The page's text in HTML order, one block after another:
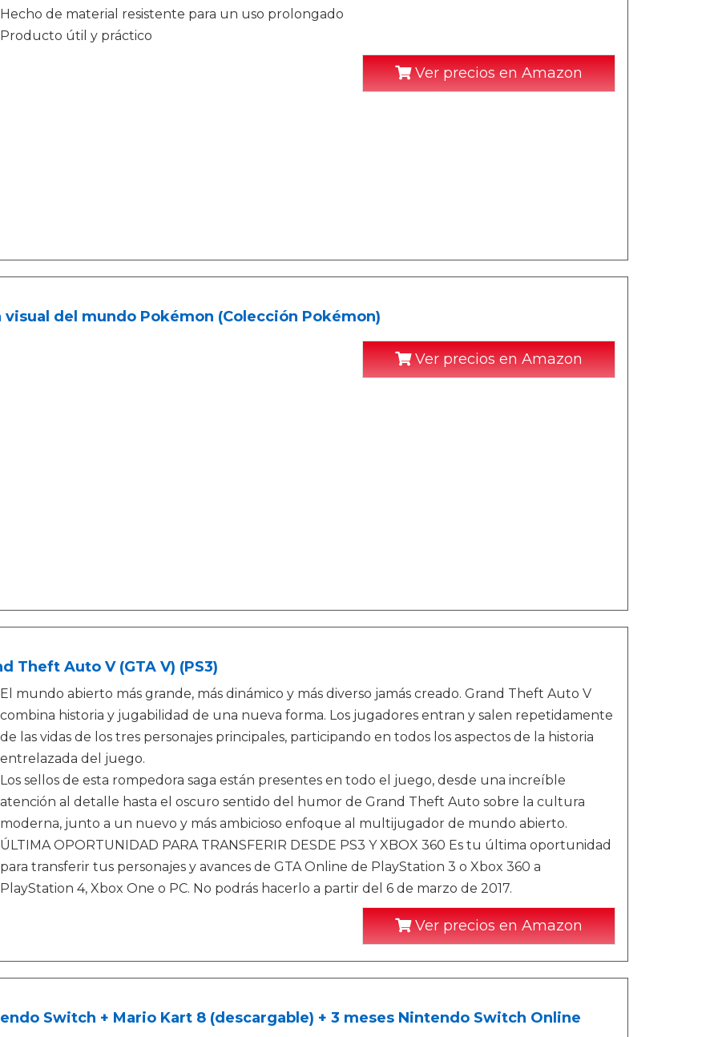
Hecho de material resistente para un uso prolongado
Producto útil y práctico
Ver precios en Amazon
visual del mundo Pokémon (Colección Pokémon)
Ver precios en Amazon
Theft Auto V (GTA V) (PS3)
El mundo abierto más grande, más dinámico y más diverso jamás creado. Grand Theft Auto V
combina historia y jugabilidad de una nueva forma. Los jugadores entran y salen repetidamente
de las vidas de los tres personajes principales, participando en todos los aspectos de la historia
entrelazada del juego.
Los sellos de esta rompedora saga están presentes en todo el juego, desde una increíble
atención al detalle hasta el oscuro sentido del humor de Grand Theft Auto sobre la cultura
moderna, junto a un nuevo y más ambicioso enfoque al multijugador de mundo abierto.
ÚLTIMA OPORTUNIDAD PARA TRANSFERIR DESDE PS3 Y XBOX 360 Es tu última oportunidad
para transferir tus personajes y avances de GTA Online de PlayStation 3 o Xbox 360 a
PlayStation 4, Xbox One o PC. No podrás hacerlo a partir del 6 de marzo de 2017.
Ver precios en Amazon
Switch + Mario Kart 8 (descargable) + 3 meses Nintendo Switch Online